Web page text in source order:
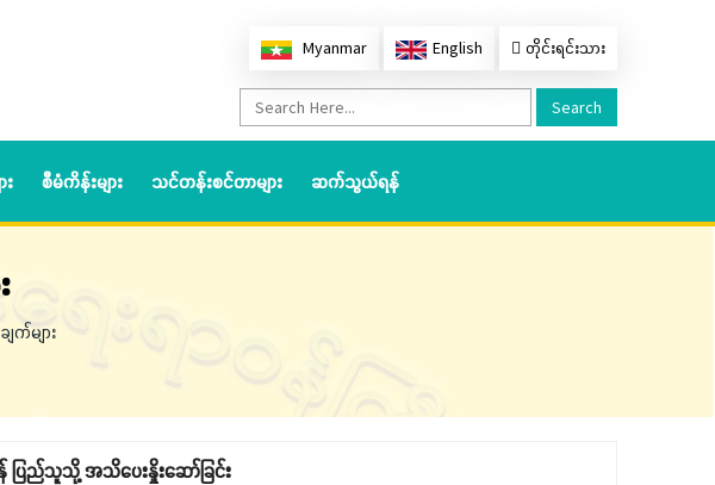
Myanmar English တိုင်းရင်းသား
Search
စီမံကိန်းများ သင်တန်းစင်တာများ ဆက်သွယ်ရန်
က်များ
ပြည်သူသို့ အသိပေးနှိုးဆော်ခြင်း